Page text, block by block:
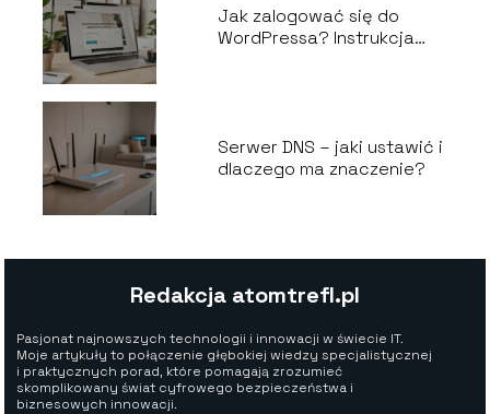
Jak zalogować się do
WordPressa? Instrukcja
Serwer DNS – jaki ustawić i
dlaczego ma znaczenie?
Redakcja atomtrefl.pl
Pasjonat najnowszych technologii i innowacji w świecie IT.
Moje artykuły to połączenie głębokiej wiedzy specjalistycznej
i praktycznych porad, które pomagają zrozumieć
skomplikowany świat cyfrowego bezpieczeństwa i
biznesowych innowacji.